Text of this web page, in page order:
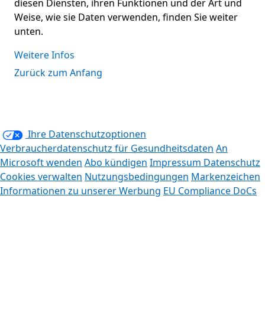
diesen Diensten, ihren Funktionen und der Art und
Weise, wie sie Daten verwenden, finden Sie weiter
unten.
Weitere Infos
Zurück zum Anfang
Ihre Datenschutzoptionen
Verbraucherdatenschutz für Gesundheitsdaten An
Microsoft wenden Abo kündigen Impressum Datenschutz
Cookies verwalten Nutzungsbedingungen Markenzeichen
Informationen zu unserer Werbung EU Compliance DoCs